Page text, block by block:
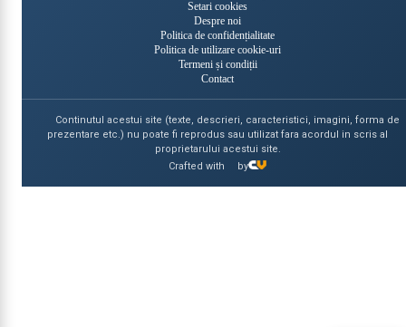
Setari cookies
Despre noi
Politica de confidențialitate
Politica de utilizare cookie-uri
Termeni și condiții
Contact
Continutul acestui site (texte, descrieri, caracteristici, imagini, forma de
prezentare etc.) nu poate fi reprodus sau utilizat fara acordul in scris al
proprietarului acestui site.
Crafted with
by